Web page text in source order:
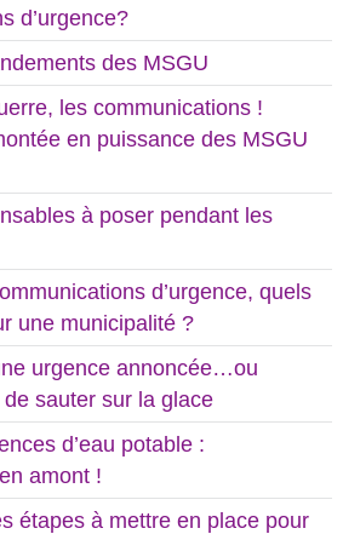
d’urgence?
des MSGU
les communications !
en puissance des MSGU
à poser pendant les
d’urgence, quels
une municipalité ?
urgence annoncée…ou
sauter sur la glace
d’eau potable :
amont !
étapes à mettre en place pour